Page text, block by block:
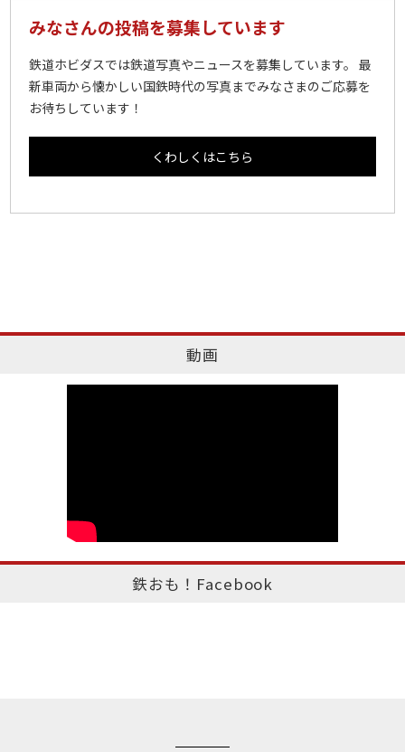
みなさんの投稿を募集しています
鉄道ホビダスでは鉄道写真やニュースを募集しています。 最
新車両から懐かしい国鉄時代の写真までみなさまのご応募を
お待ちしています！
くわしくはこちら
動画
鉄おも！Facebook